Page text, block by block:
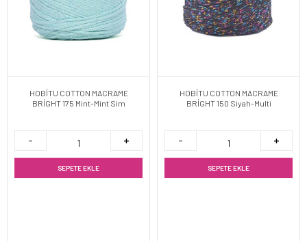
HOBİTU COTTON MACRAME
BRİGHT 175 Mint-Mint Sim
SEPETE EKLE
HOBİTU COTTON MACRAME
BRİGHT 150 Siyah-Multi
SEPETE EKLE